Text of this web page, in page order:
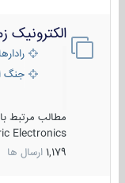
الکترونیک
جنگ
مطالب مرتبط با
Electronics
1,179 ارسال ها